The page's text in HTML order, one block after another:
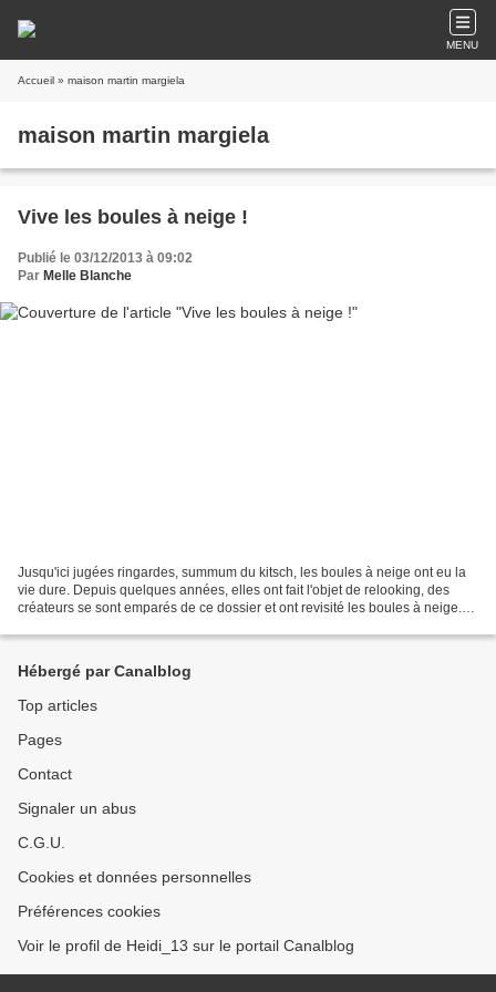
MENU
Accueil » maison martin margiela
maison martin margiela
Vive les boules à neige !
Publié le 03/12/2013 à 09:02
Par Melle Blanche
Jusqu'ici jugées ringardes, summum du kitsch, les boules à neige ont eu la
vie dure. Depuis quelques années, elles ont fait l'objet de relooking, des
créateurs se sont emparés de ce dossier et ont revisité les boules à neige.
Hébergé par Canalblog
Top articles
Pages
Contact
Signaler un abus
C.G.U.
Cookies et données personnelles
Préférences cookies
Voir le profil de Heidi_13 sur le portail Canalblog